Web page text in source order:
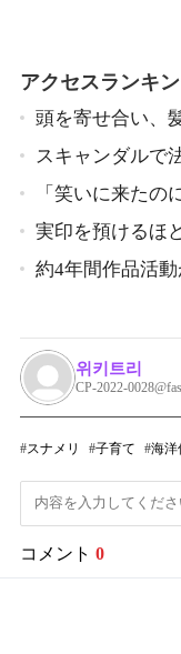
アクセスランキ
頭を寄せ合い、
た人気俳優、ベト
スキャンダルで
集なし”でテレビ
「笑いに来た
批判続出、人気コ
実印を預けるほ
れた…収益9対1、
約4年間作品活
위키트리
CP-2022-
スナメリ 子育て 海洋
コメント 0